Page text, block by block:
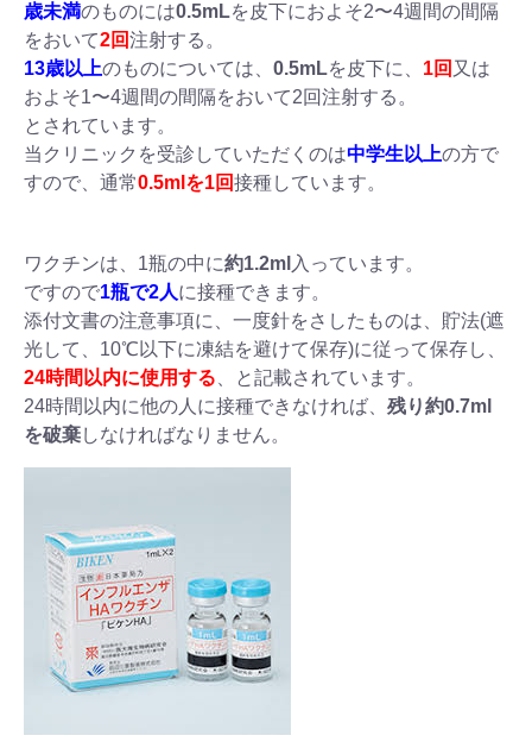
歳未満のものには0.5mLを皮下におよそ2〜4週間の間隔
をおいて2回注射する。
13歳以上のものについては、 0.5mLを皮下に、 1回 又は
およそ1〜4週間の間隔をおいて2回注射する。
とされています。
当クリニックを受診していただくのは中学生以上の方で
すので、通常0.5mlを1回接種しています。
ワクチンは、1瓶の中に約1.2ml 入っています。
ですので1瓶で2人に接種できます。
添付文書の注意事項に、一度針をさしたものは、貯法(遮
光して、10℃以下に凍結を避けて保存)に従って保存し、
24時間以内に使用する 、と記載されています。
24時間以内に他の人に接種できなければ、 残り約0.7ml
を破棄しなければなりません。